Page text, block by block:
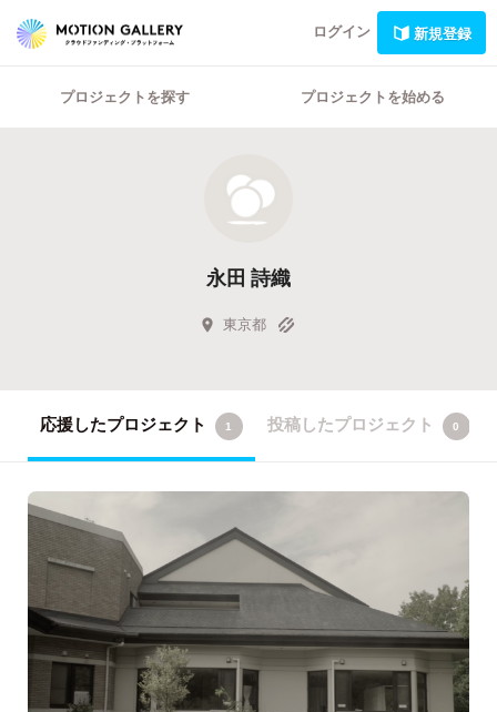
ログイン 新規登録
プロジェクトを探す プロジェクトを始める
永田 詩織
東京都
応援したプロジェクト 1 投稿したプロジェクト 0